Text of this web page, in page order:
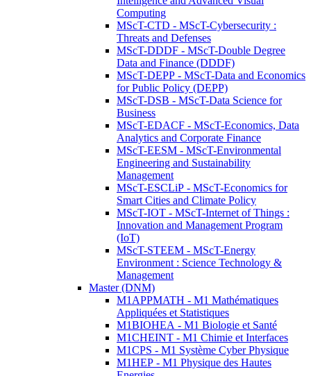
Computing
MScT-CTD - MScT-Cybersecurity :
Threats and Defenses
MScT-DDDF - MScT-Double Degree
Data and Finance (DDDF)
MScT-DEPP - MScT-Data and Economics
for Public Policy (DEPP)
MScT-DSB - MScT-Data Science for
Business
MScT-EDACF - MScT-Economics, Data
Analytics and Corporate Finance
MScT-EESM - MScT-Environmental
Engineering and Sustainability
Management
MScT-ESCLiP - MScT-Economics for
Smart Cities and Climate Policy
MScT-IOT - MScT-Internet of Things :
Innovation and Management Program
(IoT)
MScT-STEEM - MScT-Energy
Environment : Science Technology &
Management
Master (DNM)
M1APPMATH - M1 Mathématiques
Appliquées et Statistiques
M1BIOHEA - M1 Biologie et Santé
M1CHEINT - M1 Chimie et Interfaces
M1CPS - M1 Système Cyber Physique
M1HEP - M1 Physique des Hautes